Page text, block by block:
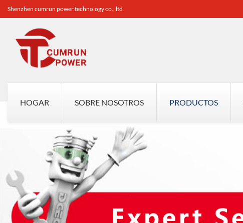
Shenzhen cumrun power technology co., ltd
HOGAR SOBRE NOSOTROS PRODUCTOS